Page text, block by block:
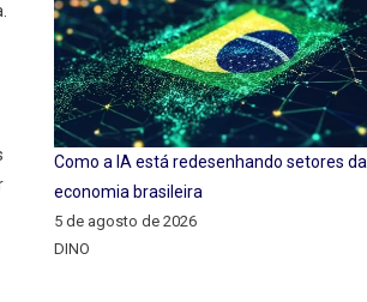
Como a IA está redesenhando setores da
economia brasileira
5 de agosto de 2026
DINO